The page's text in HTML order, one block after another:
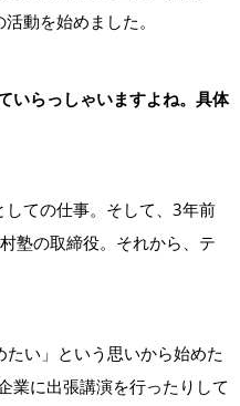
動を始めました。
らっしゃいますよね。具体
ての仕事。そして、3年前
塾の取締役。それから、テ
たい」という思いから始めた
業に出張講演を行ったりして